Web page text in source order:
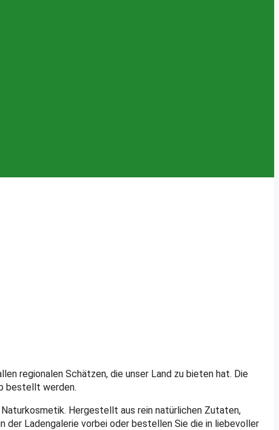
regionalen Schätzen, die unser Land zu bieten hat. Die
bestellt werden.
Hergestellt aus rein natürlichen Zutaten,
Ladengalerie vorbei oder bestellen Sie die in liebevoller